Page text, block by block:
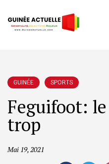
GUINÉE SPORTS
Feguifoot:
trop
Mai 19, 2021